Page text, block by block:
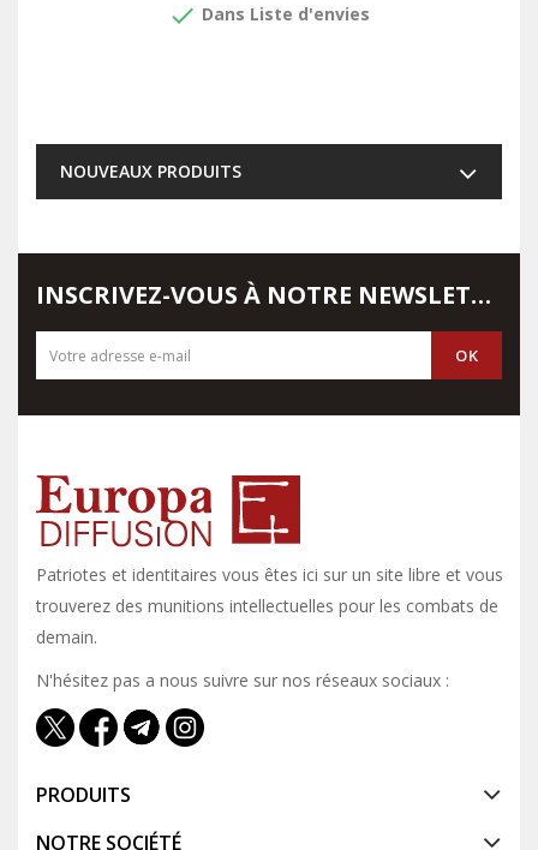
done Dans Liste d'envies
NOUVEAUX PRODUITS
INSCRIVEZ-VOUS À NOTRE NEWSLETTER
Patriotes et identitaires vous êtes ici sur un site libre et vous y
trouverez des munitions intellectuelles pour les combats de
demain.
N'hésitez pas a nous suivre sur nos réseaux sociaux :
PRODUITS
NOTRE SOCIÉTÉ